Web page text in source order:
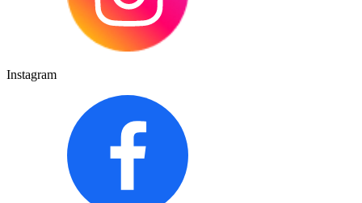
Instagram